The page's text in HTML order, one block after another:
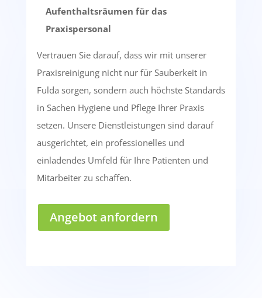
Aufenthaltsräumen für das
Praxispersonal
Vertrauen Sie darauf, dass wir mit unserer
Praxisreinigung nicht nur für Sauberkeit in
Fulda sorgen, sondern auch höchste Standards
in Sachen Hygiene und Pflege Ihrer Praxis
setzen. Unsere Dienstleistungen sind darauf
ausgerichtet, ein professionelles und
einladendes Umfeld für Ihre Patienten und
Mitarbeiter zu schaffen.
Angebot anfordern